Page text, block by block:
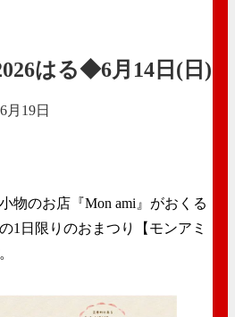
はる◆6月14日(日)
月19日
物のお店『Mon ami』がおくる
1日限りのおまつり【モンアミ